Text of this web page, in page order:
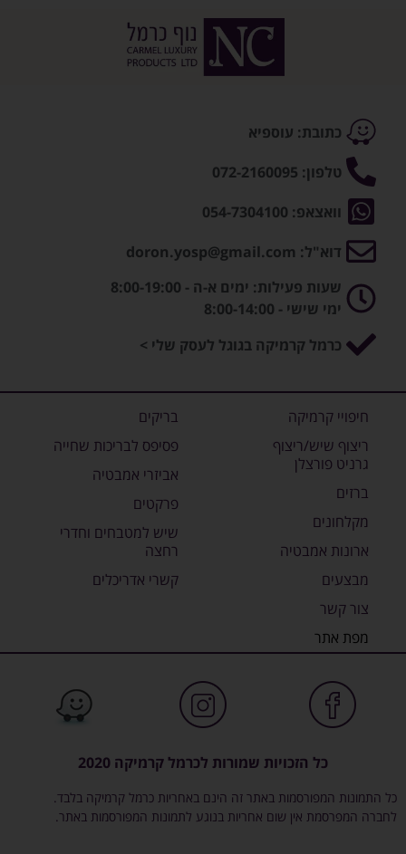
כתובת: עוספיא
טלפון: 072-2160095
וואצאפ: 054-7304100
דוא"ל: doron.yosp@gmail.com
שעות פעילות: ימים א-ה - 8:00-19:00
ימי שישי - 8:00-14:00
כרמל קרמיקה בגוגל לעסק שלי >
חיפויי קרמיקה
ריצוף שיש/ריצוף
גרניט פורצלן
ברזים
מקלחונים
ארונות אמבטיה
מבצעים
צור קשר
מפת אתר
בריקים
פסיפס לבריכות שחייה
אביזרי אמבטיה
פרקטים
שיש למטבחים וחדרי
רחצה
קשרי אדריכלים
כל הזכויות שמורות לכרמל קרמיקה 2020
כל התמונות המפורסמות באתר זה הינם באחריות כרמל קרמיקה בלבד.
לחברה המפרסמת אין שום אחריות בנוגע לתמונות המפורסמות באתר.